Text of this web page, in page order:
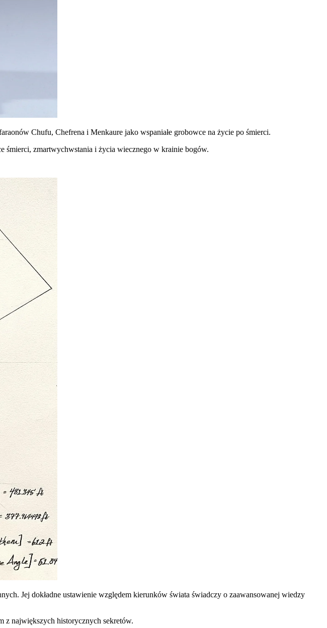
Chufu, Chefrena i Menkaure jako wspaniałe grobowce na życie po śmierci.
śmierci, zmartwychwstania i życia wiecznego w krainie bogów.
Jej dokładne ustawienie względem kierunków świata świadczy o zaawansowanej wiedzy
z największych historycznych sekretów.